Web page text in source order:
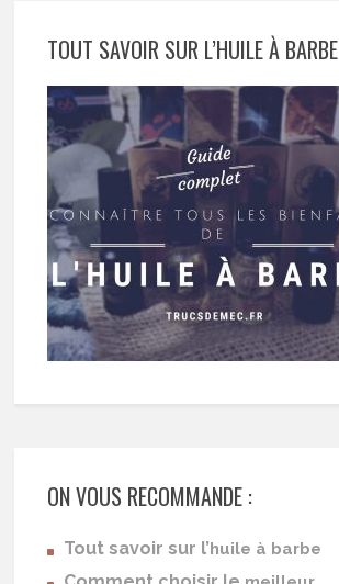
TOUT SAVOIR SUR L’HUILE À BARBE
ON VOUS RECOMMANDE :
Tout savoir sur l’ huile à barbe